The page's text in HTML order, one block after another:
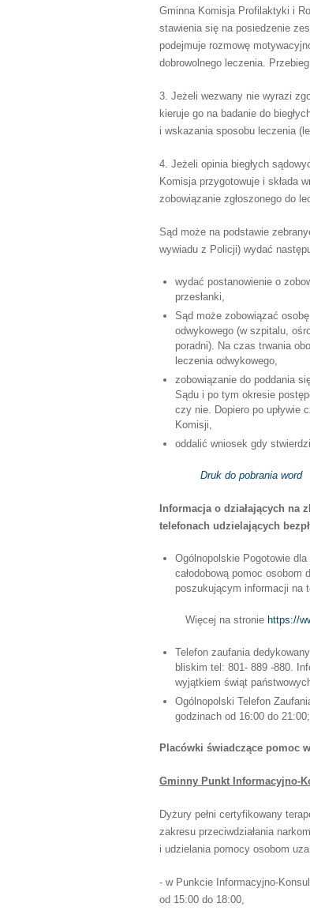
Gminna Komisja Profilaktyki i
stawienia się na posiedzenie
podejmuje rozmowę
dobrowolnego leczenia.
3. Jeżeli wezwany nie wyrazi
kieruje go na badanie do
i wskazania sposobu leczenia
4. Jeżeli opinia biegłych
Komisja przygotowuje i składa
zobowiązanie zgłoszonego do
Sąd może na podstawie
wywiadu z Policji) wydać
wydać postanowienie o
przesłanki,
Sąd może zobowiązać
odwykowego (w szpitalu,
poradni). Na czas trwania
leczenia odwykowego,
zobowiązanie do poddania
Sądu i po tym okresie
czy nie. Dopiero po upływie
Komisji,
oddalić wniosek gdy
Druk do pobrania word
Informacja o działających na
telefonach udzielających
Ogólnopolskie Pogotowie
całodobową pomoc
poszukującym informacji na
Więcej na stronie https://
Telefon zaufania
bliskim tel: 801- 889 -880.
wyjątkiem świąt
Ogólnopolski Telefon
godzinach od 16:00 do
Placówki świadczące pomoc
Gminny Punkt Informacyjno-
Dyżury pełni certyfikowany
zakresu przeciwdziałania
i udzielania pomocy osobom
- w Punkcie Informacyjno-
od 15:00 do 18:00,